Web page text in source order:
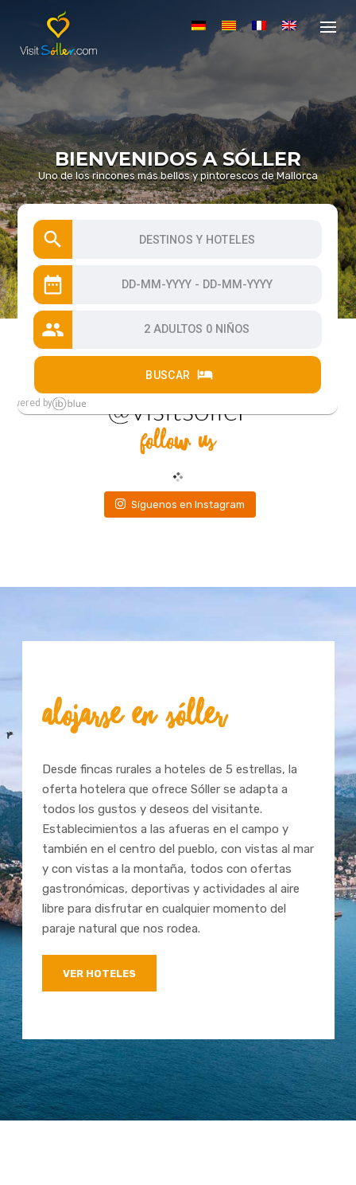
t
o
n
t
e
n
t
BIENVENIDOS A SÓLLER
Uno de los rincones más bellos y pintorescos de Mallorca
Síguenos en Instagram
Desde fincas rurales a hoteles de 5 estrellas, la
oferta hotelera que ofrece Sóller se adapta a
todos los gustos y deseos del visitante.
Establecimientos a las afueras en el campo y
también en el centro del pueblo, con vistas al mar
y con vistas a la montaña, todos con ofertas
gastronómicas, deportivas y actividades al aire
libre para disfrutar en cualquier momento del
paraje natural que nos rodea.
VER HOTELES